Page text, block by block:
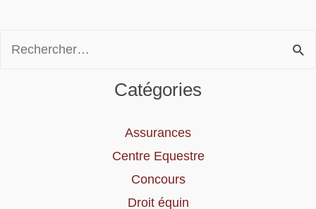
Catégories
Assurances
Centre Equestre
Concours
Droit équin